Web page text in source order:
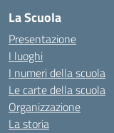
La Scuola
Presentazione
I luoghi
I numeri della scuola
Le carte della scuola
Organizzazione
La storia